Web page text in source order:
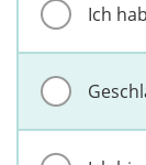
Ich